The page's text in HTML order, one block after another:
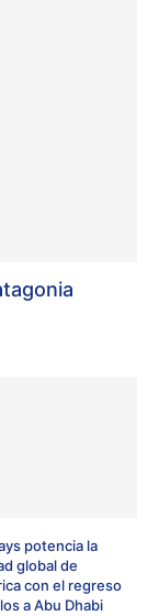
potencia la
global de
con el regreso
a Abu Dhabi